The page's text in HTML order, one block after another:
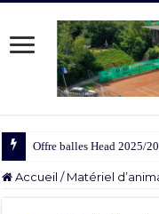
Offre balles Head 2025/
Accueil / Matériel